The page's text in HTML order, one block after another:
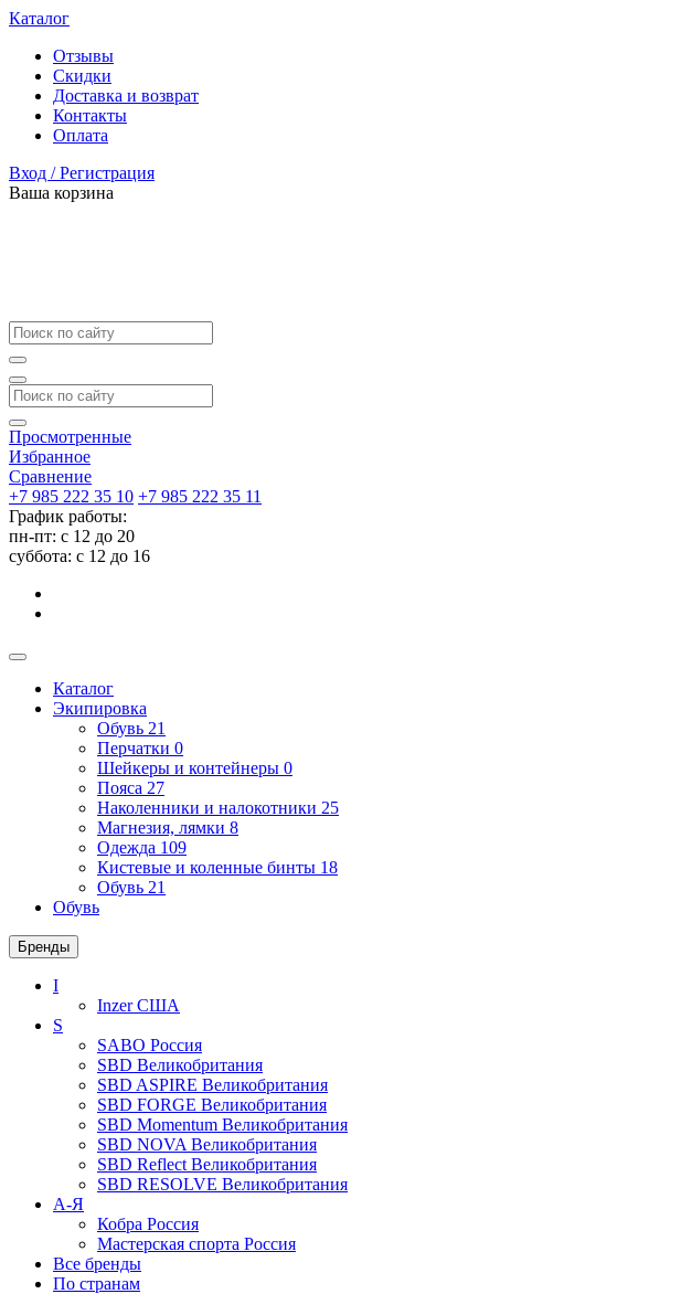
Каталог
Отзывы
Скидки
Доставка и возврат
Контакты
Оплата
Вход / Регистрация
Ваша корзина
Просмотренные
Избранное
Сравнение
+7 985 222 35 10 +7 985 222 35 11
График работы:
пн-пт: с 12 до 20
суббота: c 12 до 16
Каталог
Экипировка
Обувь 21
Перчатки 0
Шейкеры и контейнеры 0
Пояса 27
Наколенники и налокотники 25
Магнезия, лямки 8
Одежда 109
Кистевые и коленные бинты 18
Обувь 21
Обувь
Бренды
I
InzerСША
S
SABO Россия
SBD Великобритания
SBD ASPIRE Великобритания
SBD FORGE Великобритания
SBD Momentum Великобритания
SBD NOVA Великобритания
SBD Reflect Великобритания
SBD RESOLVE Великобритания
А-Я
Кобра Россия
Мастерская спорта Россия
Все бренды
По странам